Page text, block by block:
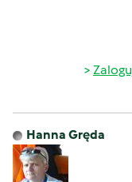
Hanna Gręda